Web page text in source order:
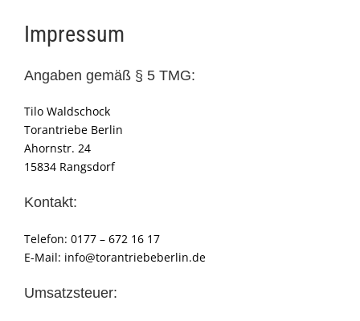
Impressum
Angaben gemäß § 5 TMG:
Tilo Waldschock
Torantriebe Berlin
Ahornstr. 24
15834 Rangsdorf
Kontakt:
Telefon: 0177 – 672 16 17
E-Mail: info@torantriebeberlin.de
Umsatzsteuer: